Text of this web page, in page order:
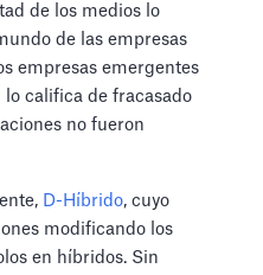
de los medios lo
de las empresas
empresas emergentes
califica de fracasado
no fueron
D-Híbrido, cuyo
modificando los
en híbridos. Sin